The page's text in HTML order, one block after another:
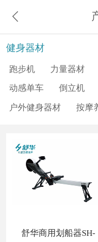
健身器材
跑步机 力量器材
动感单车
倒立机
户外健身器材
按摩
舒华商用划船器SH-